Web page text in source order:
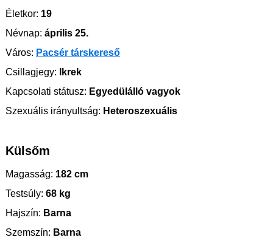
Életkor: 19
Névnap: április 25.
Város: Pacsér társkereső
Csillagjegy: Ikrek
Kapcsolati státusz: Egyedülálló vagyok
Szexuális irányultság: Heteroszexuális
Külsőm
Magasság: 182 cm
Testsúly: 68 kg
Hajszín: Barna
Szemszín: Barna